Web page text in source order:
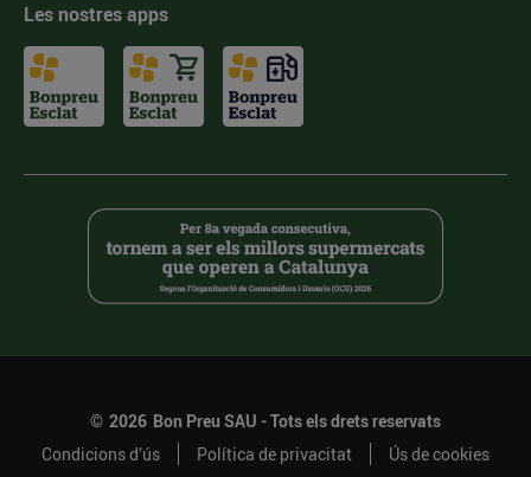
Les nostres apps
© 2026 Bon Preu SAU - Tots els drets reservats
Condicions d’ús
Política de privacitat Ús de cookies